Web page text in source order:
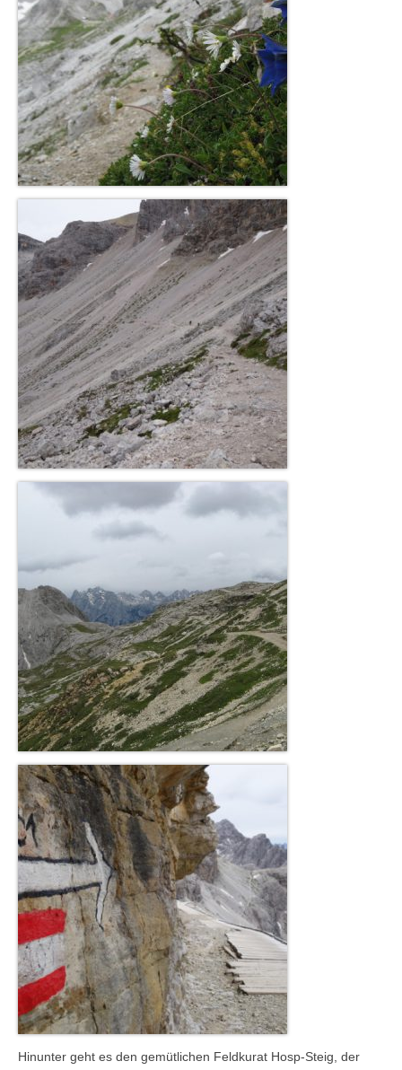
Hinunter geht es den gemütlichen Feldkurat Hosp-Steig, der